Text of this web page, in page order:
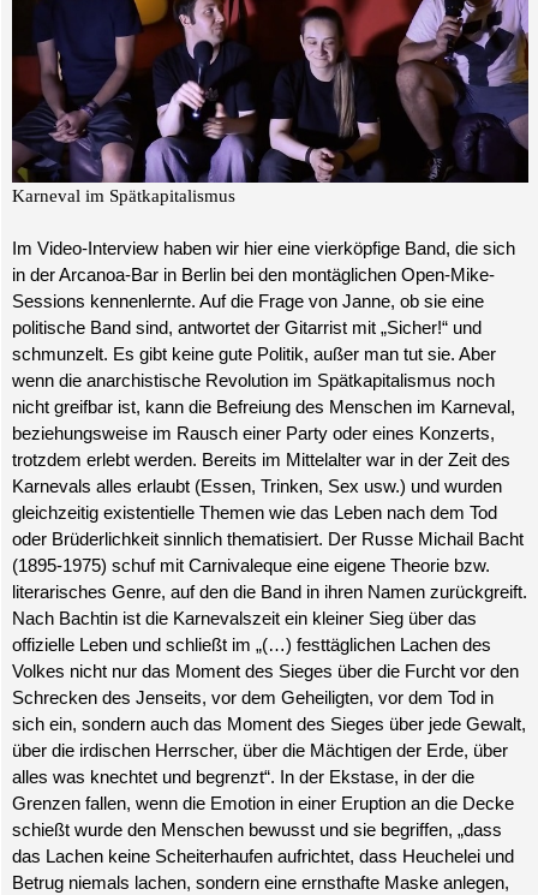
Karneval im Spätkapitalismus
Im Video-Interview haben wir hier eine vierköpfige Band, die sich
in der Arcanoa-Bar in Berlin bei den montäglichen Open-Mike-
Sessions kennenlernte. Auf die Frage von Janne, ob sie eine
politische Band sind, antwortet der Gitarrist mit „Sicher!“ und
schmunzelt. Es gibt keine gute Politik, außer man tut sie. Aber
wenn die anarchistische Revolution im Spätkapitalismus noch
nicht greifbar ist, kann die Befreiung des Menschen im Karneval,
beziehungsweise im Rausch einer Party oder eines Konzerts,
trotzdem erlebt werden. Bereits im Mittelalter war in der Zeit des
Karnevals alles erlaubt (Essen, Trinken, Sex usw.) und wurden
gleichzeitig existentielle Themen wie das Leben nach dem Tod
oder Brüderlichkeit sinnlich thematisiert. Der Russe Michail Bacht
(1895-1975) schuf mit Carnivaleque eine eigene Theorie bzw.
literarisches Genre, auf den die Band in ihren Namen zurückgreift.
Nach Bachtin ist die Karnevalszeit ein kleiner Sieg über das
offizielle Leben und schließt im „(…) festtäglichen Lachen des
Volkes nicht nur das Moment des Sieges über die Furcht vor den
Schrecken des Jenseits, vor dem Geheiligten, vor dem Tod in
sich ein, sondern auch das Moment des Sieges über jede Gewalt,
über die irdischen Herrscher, über die Mächtigen der Erde, über
alles was knechtet und begrenzt“. In der Ekstase, in der die
Grenzen fallen, wenn die Emotion in einer Eruption an die Decke
schießt wurde den Menschen bewusst und sie begriffen, „dass
das Lachen keine Scheiterhaufen aufrichtet, dass Heuchelei und
Betrug niemals lachen, sondern eine ernsthafte Maske anlegen,